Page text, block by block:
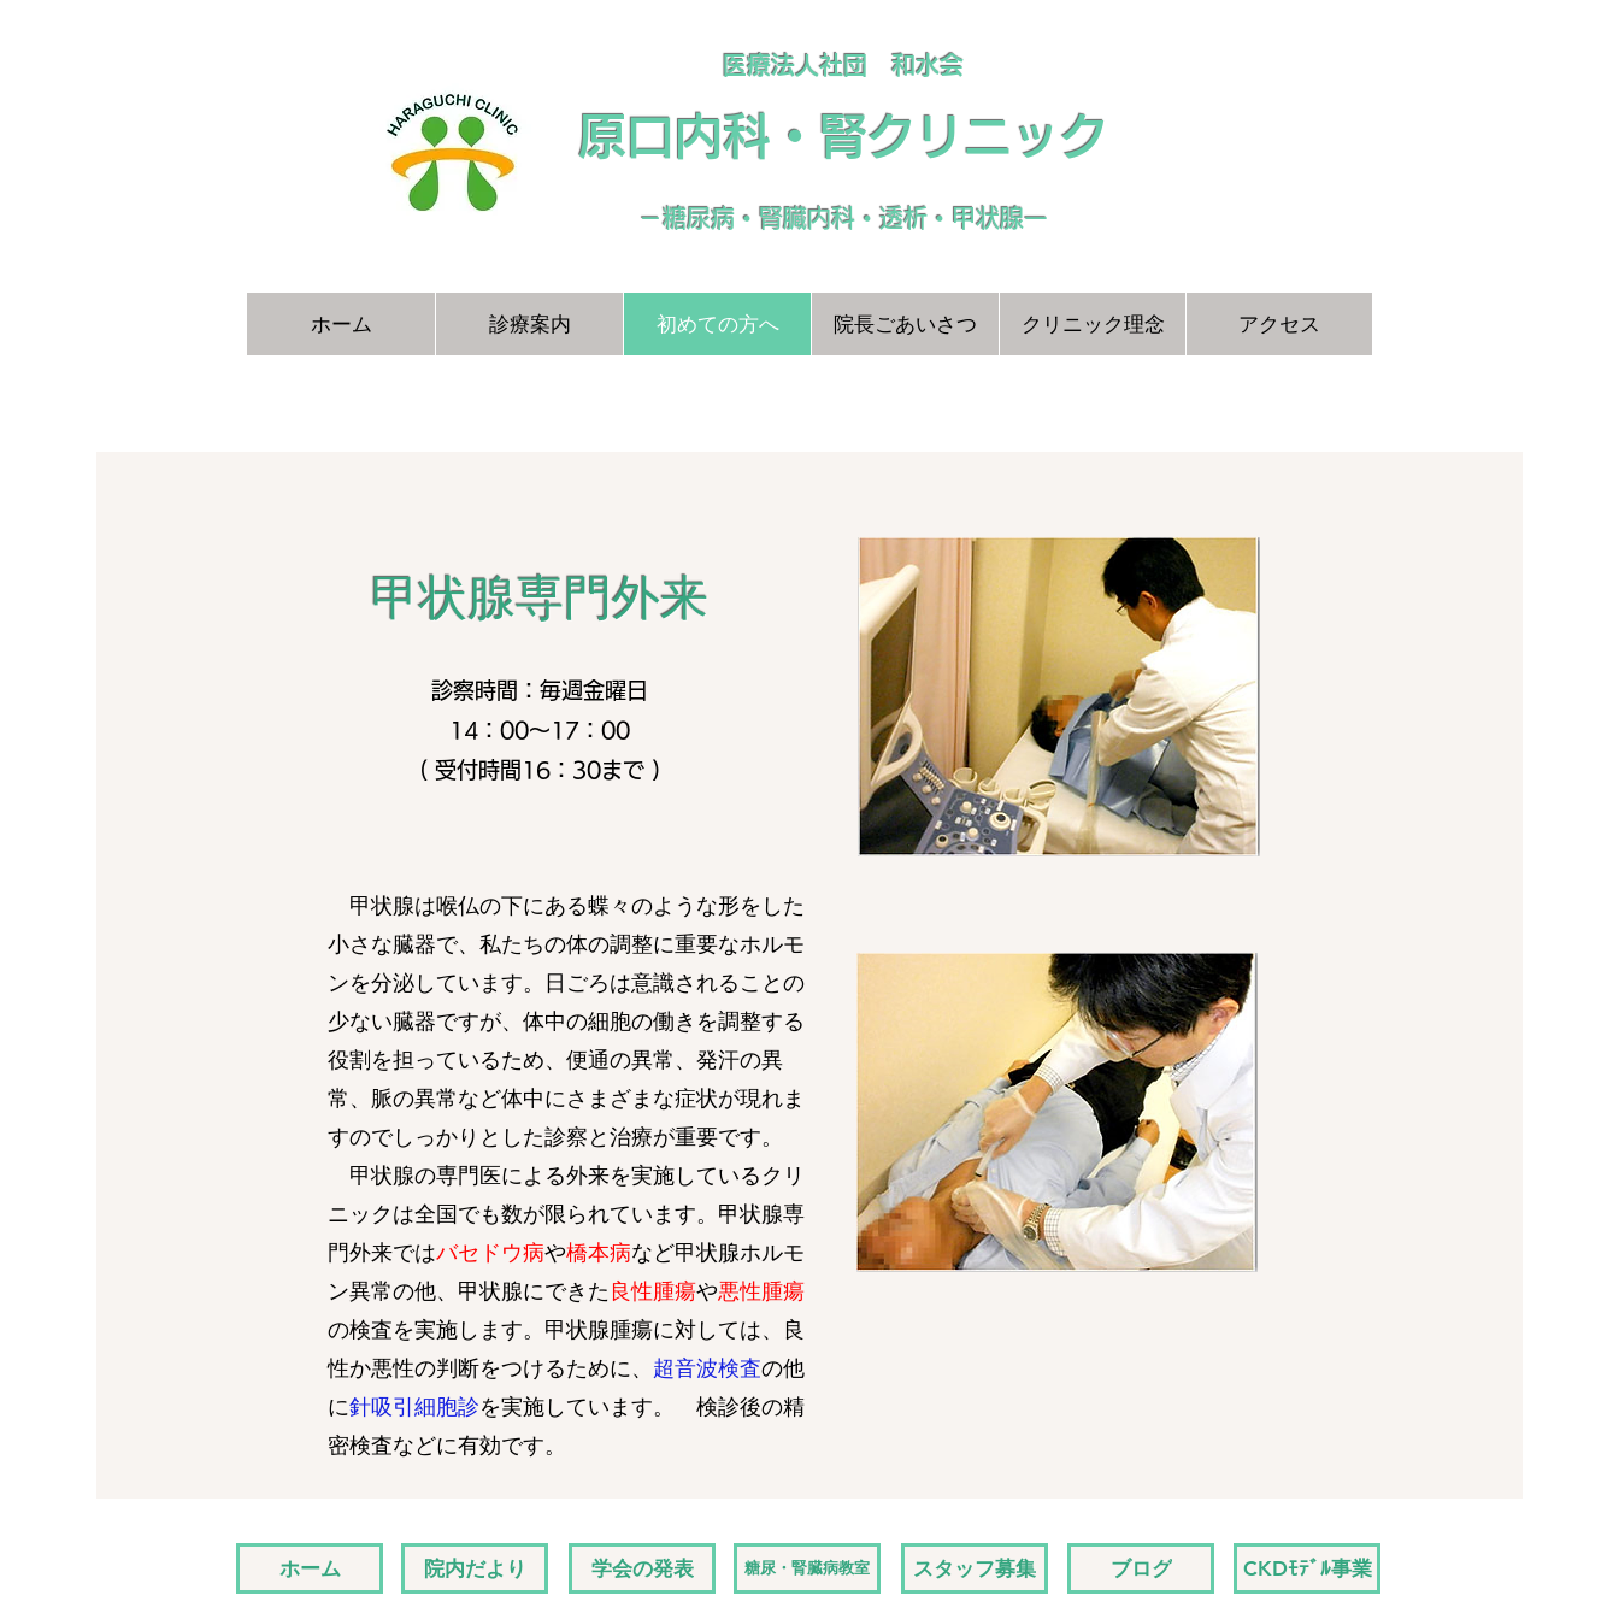
医療法人社団 和水会
​原口内科・腎クリニック
－糖尿病・腎臓内科・透析・甲状腺ー
ホーム 診療案内 初めての方へ 院長ごあいさつ クリニック理念 アクセス
甲状腺専門外来
診察時間：毎週金曜日
14：00～17：00
​( 受付時間16：30まで )
甲状腺は喉仏の下にある蝶々のような形をした
小さな臓器で、私たちの体の調整に重要なホルモ
ンを分泌しています。日ごろは意識されることの
少ない臓器ですが、体中の細胞の働きを調整する
役割を担っているため、便通の異常、発汗の異
常、脈の異常など体中にさまざまな症状が現れま
すのでしっかりとした診察と治療が重要です。
甲状腺の専門医による外来を実施しているクリ
ニックは全国でも数が限られています。甲状腺専
門外来ではバセドウ病や橋本病など甲状腺ホルモ
ン異常の他、甲状腺にできた 良性腫瘍や悪性腫瘍
の検査を実施します。甲状腺腫瘍に対しては、良
性か悪性の判断をつけるために、 超音波検査の他
に針吸引細胞診を実施しています。 検診後の精
密検査などに有効です。
ホーム 院内だより 学会の発表 糖尿・腎臓病教室 スタッフ募集 ブログ CKDﾓﾃﾞﾙ事業